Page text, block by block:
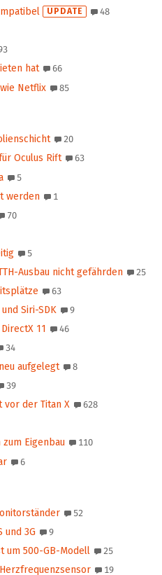
UPDATE 48
hat 66
Netflix 85
20
Oculus Rift 63
5
werden 1
70
5
Ausbau nicht gefährden 25
63
Siri-SDK 9
11 46
34
aufgelegt 8
39
vor der Titan X 628
Eigenbau 110
6
52
3G 9
um 500-GB-Modell 25
19